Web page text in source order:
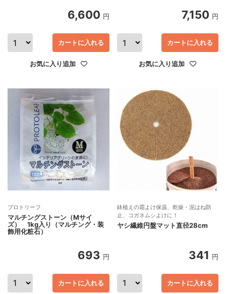
6,600 円
カートに入れる
お気に入り追加
7,150 円
カートに入れる
お気に入り追加
プロトリーフ
マルチングストーン（Mサイ
ズ） 1kg入り（マルチング・装
飾用化粧石）
693 円
カートに入れる
鉢植えの霜よけ保温、乾燥・泥はね防
止、コガネムシよけに！
ヤシ繊維円盤マット直径28cm
341 円
カートに入れる